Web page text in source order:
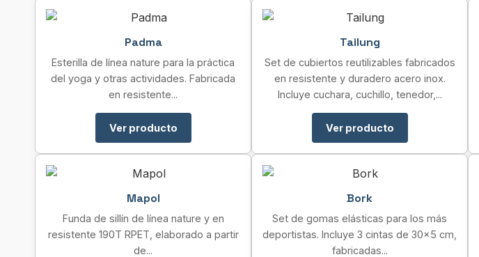
Padma
Esterilla de línea nature para la práctica
del yoga y otras actividades. Fabricada
en resistente...
Ver producto
Tailung
Set de cubiertos reutilizables fabricados
en resistente y duradero acero inox.
Incluye cuchara, cuchillo, tenedor,...
Ver producto
Mapol
Funda de sillín de línea nature y en
resistente 190T RPET, elaborado a partir
de...
Bork
Set de gomas elásticas para los más
deportistas. Incluye 3 cintas de 30×5 cm,
fabricadas...